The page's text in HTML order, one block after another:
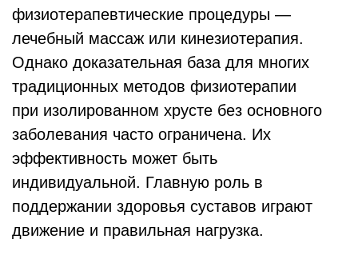
физиотерапевтические процедуры —
лечебный массаж или кинезиотерапия.
Однако доказательная база для многих
традиционных методов физиотерапии
при изолированном хрусте без основного
заболевания часто ограничена. Их
эффективность может быть
индивидуальной. Главную роль в
поддержании здоровья суставов играют
движение и правильная нагрузка.